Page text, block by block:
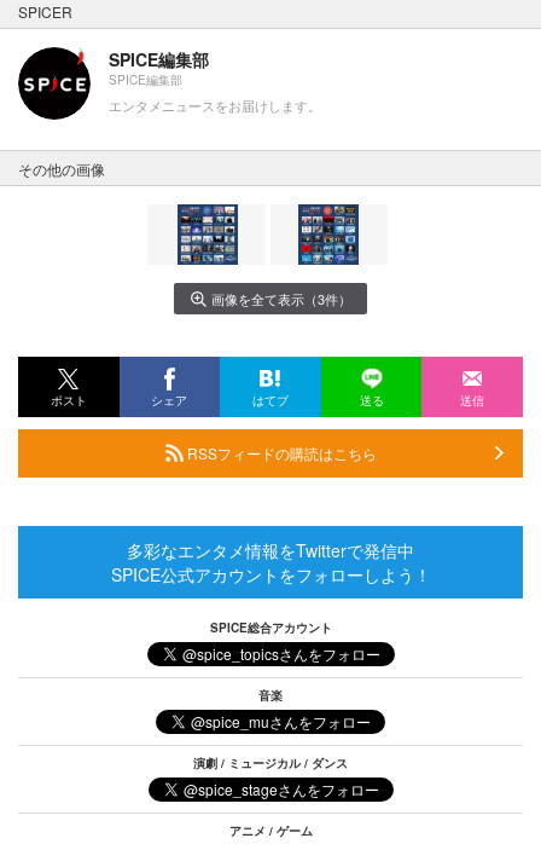
SPICER
SPICE編集部
SPICE編集部
エンタメニュースをお届けします。
その他の画像
画像を全て表示（3件）
ポスト シェア はてブ 送る 送信
RSSフィードの購読はこちら
多彩なエンタメ情報をTwitterで発信中
SPICE公式アカウントをフォローしよう！
SPICE総合アカウント
音楽
演劇 / ミュージカル / ダンス
アニメ / ゲーム